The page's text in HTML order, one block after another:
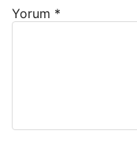
Yorum *